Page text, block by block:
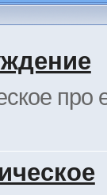
про